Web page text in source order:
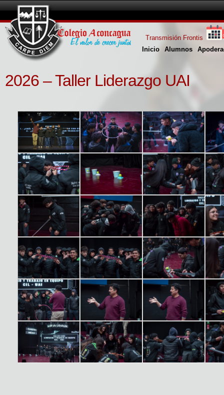
Inicio Alumnos
Transmisión Frontis
2026 – Taller Liderazgo UAI